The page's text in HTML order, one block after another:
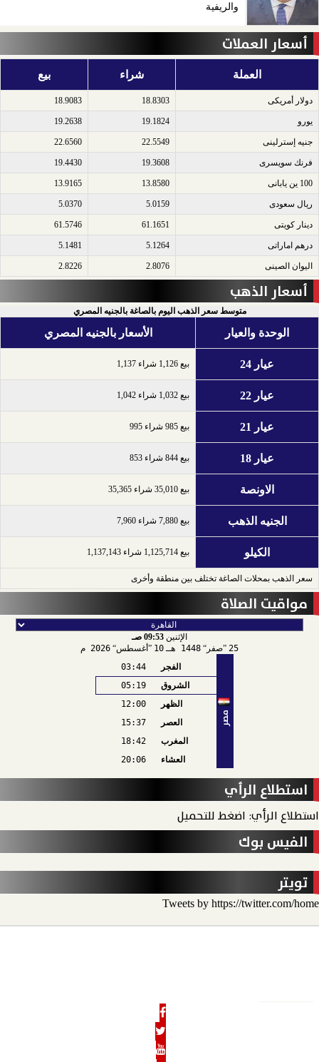
والريفية
أسعار العملات
العملة شراء بيع
دولار أمريكى​ 18.8303
18.9083
يورو​ 19.1824
19.2638
جنيه إسترلينى​ 22.5549
22.6560
فرنك سويسرى​ 19.3608
19.4430
100 ين يابانى​ 13.8580
13.9165
ريال سعودى​ 5.0159
5.0370
دينار كويتى​ 61.1651
61.5746
درهم اماراتى​ 5.1264
5.1481
اليوان الصينى​ 2.8076
2.8226
أسعار الذهب
متوسط سعر الذهب اليوم بالصاغة بالجنيه المصري
الوحدة والعيار الأسعار بالجنيه المصري
عيار 24 بيع 1,126 شراء 1,137
عيار 22 بيع 1,032 شراء 1,042
عيار 21 بيع 985 شراء 995
عيار 18 بيع 844 شراء 853
الاونصة بيع 35,010 شراء 35,365
الجنيه الذهب بيع 7,880 شراء 7,960
الكيلو بيع 1,125,714 شراء 1,137,143
سعر الذهب بمحلات الصاغة تختلف بين منطقة وأخرى
مواقيت الصلاة
الإثنين 09:53 صـ
25 صفر 1448 هـ 10 أغسطس 2026 م
مصر
الفجر
03:44
الشروق
05:19
الظهر
12:00
العصر
15:37
المغرب
18:42
العشاء
20:06
استطلاع الرأي
استطلاع الرأي: اضغط للتحميل
الفيس بوك
تويتر
Tweets by https://twitter.com/home